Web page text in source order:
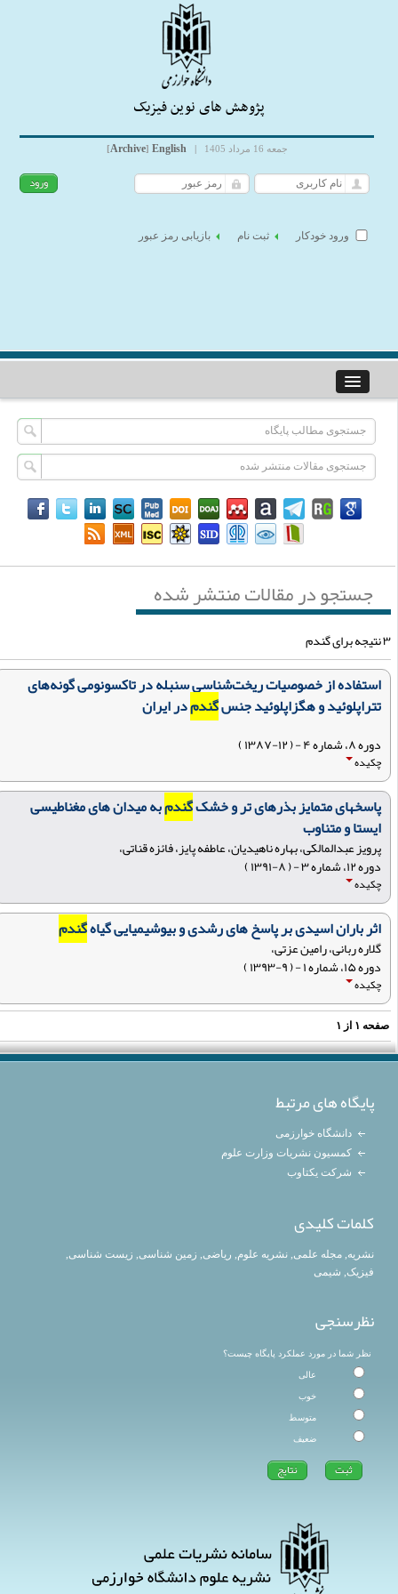
پژوهش های نوین فیزیک
جمعه 16 مرداد 1405 |
English
[Archive]
ورود خودکار ثبت نام بازیابی رمز عبور
جستجو در مقالات منتشر شده
استفاده از خصوصیات ریخت‌شناسی سنبله در تاکسونومی گونه‌های
تتراپلوئید و هگزاپلوئید جنسگندمدر ایران
دوره ۸، شماره ۴ - ( ۱۲-۱۳۸۷ )
چکیده
پاسخهای متمایز بذرهای تر و خشکگندمبه میدان های مغناطیسی
ایستا و متناوب
پرویز عبدالمالکی، بهاره ناهیدیان، عاطفه پایز، فائزه قناتی،
دوره ۱۲، شماره ۳ - ( ۸-۱۳۹۱ )
چکیده
اثر باران اسیدی بر پاسخ های رشدی و بیوشیمیایی گیاهگندم
گلاره ربانی، رامین عزتی،
دوره ۱۵، شماره ۱ - ( ۹-۱۳۹۳ )
چکیده
۱از ۱
پایگاه های مرتبط
دانشگاه خوارزمی
کمسیون نشریات وزارت علوم
شرکت یکتاوب
کلمات کلیدی
نشریه ,مجله علمی,نشریه علوم,ریاضی,زمین شناسی,زیست شناسی,
فیزیک,شیمی
نظرسنجی
نظر شما در مورد عملکرد پایگاه چیست؟
عالی
خوب
متوسط
ضعیف